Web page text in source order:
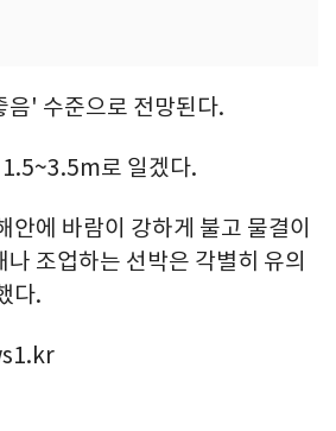
음' 수준으로 전망된다.
로 일겠다.
에 바람이 강하게 불고 물결이
조업하는 선박은 각별히 유의
다.